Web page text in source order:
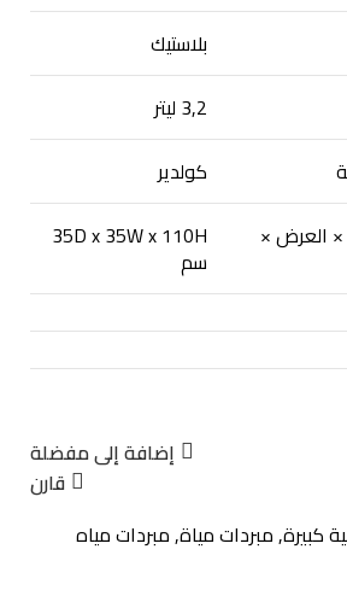
بلاستيك
3,2 ليتر
كولدير
× العرض ×
35D x 35W x 110H
سم
إضافة إلى مفضلة
قارن
كبيرة,مبردات مياة,مبردات مياه